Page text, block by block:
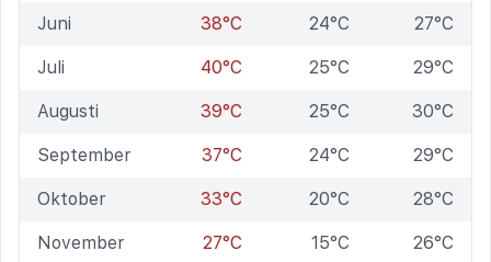
Juni 38°C 24°C 27°C
Juli 40°C 25°C 29°C
Augusti 39°C 25°C 30°C
September 37°C 24°C 29°C
Oktober 33°C 20°C 28°C
November 27°C 15°C 26°C